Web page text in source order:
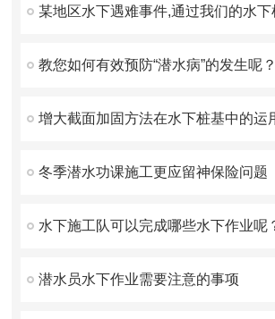
教您如何有效预防“潜水病”的发生呢？
增大截面加固方法在水下桩基中的运
冬季潜水功课施工更应留神保险问题
水下施工队可以完成哪些水下作业呢
潜水员水下作业需要注意的事项